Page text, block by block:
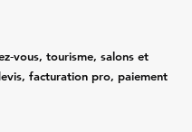
tourisme, salons et
facturation pro, paiement